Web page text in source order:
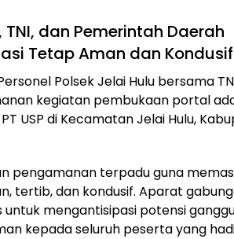
dan Pemerintah Daerah
Tetap Aman dan Kondusif
Personel Polsek Jelai Hulu bersama
kegiatan pembukaan portal
USP di Kecamatan Jelai Hulu,
pengamanan terpadu guna
tertib, dan kondusif. Aparat
mengantisipasi potensi
kepada seluruh peserta yang